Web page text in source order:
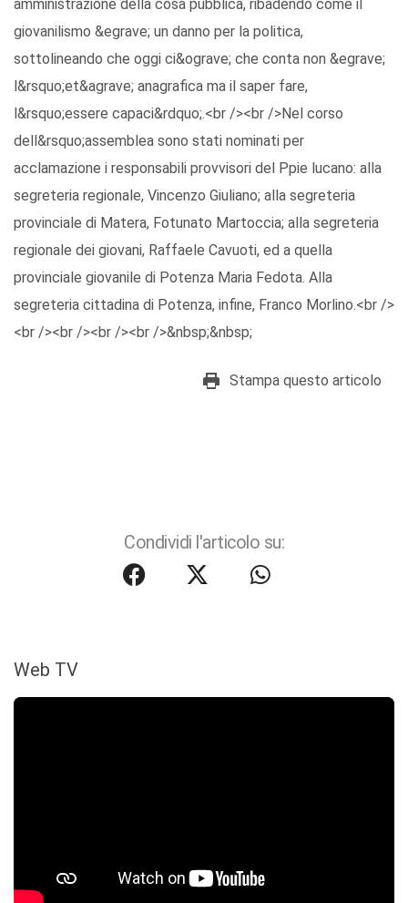
amministrazione della cosa pubblica, ribadendo come il
giovanilismo &egrave; un danno per la politica,
sottolineando che oggi ci&ograve; che conta non &egrave;
l&rsquo;et&agrave; anagrafica ma il saper fare,
l&rsquo;essere capaci&rdquo;.<br /><br />Nel corso
dell&rsquo;assemblea sono stati nominati per
acclamazione i responsabili provvisori del Ppie lucano: alla
segreteria regionale, Vincenzo Giuliano; alla segreteria
provinciale di Matera, Fotunato Martoccia; alla segreteria
regionale dei giovani, Raffaele Cavuoti, ed a quella
provinciale giovanile di Potenza Maria Fedota. Alla
segreteria cittadina di Potenza, infine, Franco Morlino.<br />
<br /><br /><br /><br />&nbsp;&nbsp;
Stampa questo articolo
Condividi l'articolo su:
Web TV